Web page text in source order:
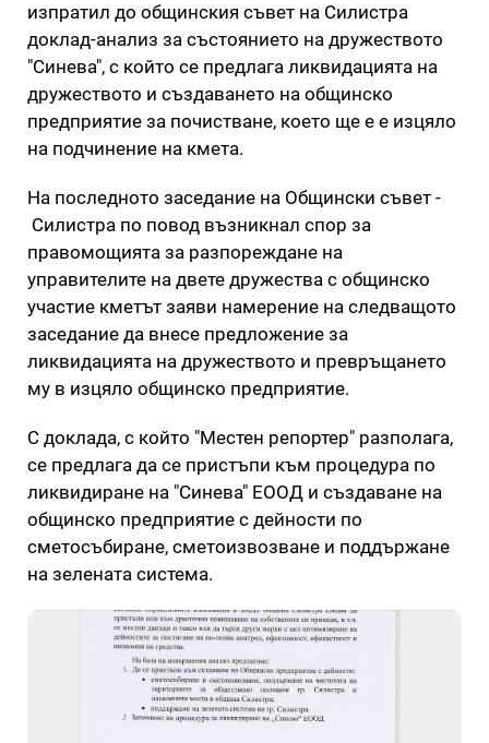
изпратил до общинския съвет на Силистра
доклад-анализ за състоянието на дружеството
"Синева", с който се предлага ликвидацията на
дружеството и създаването на общинско
предприятие за почистване, което ще е е изцяло
на подчинение на кмета.
На последното заседание на Общински съвет -
Силистра по повод възникнал спор за
правомощията за разпореждане на
управителите на двете дружества с общинско
участие кметът заяви намерение на следващото
заседание да внесе предложение за
ликвидацията на дружеството и превръщането
му в изцяло общинско предприятие.
С доклада, с който "Местен репортер" разполага,
се предлага да се пристъпи към процедура по
ликвидиране на "Синева" ЕООД и създаване на
общинско предприятие с дейности по
сметосъбиране, сметоизвозване и поддържане
на зелената система.